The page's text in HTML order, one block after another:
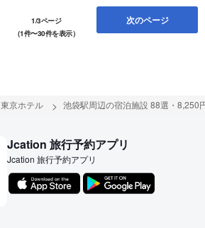
1/3ページ
（1件〜30件を表示）
次のページ
東京ホテル 池袋駅周辺の宿泊施設 88選・8,250
Jcation 旅行予約アプリ
Jcation 旅行予約アプリ